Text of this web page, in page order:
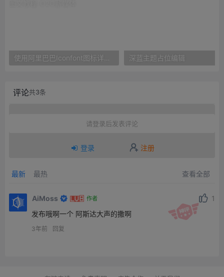
深蓝主题占位编辑
评论共3条
请登录后发表评论
登录 注册
最新 最热 查看全部
AiMoss 作者
1
发布哦啊一个 阿斯达大声的撒啊
3年前 回复